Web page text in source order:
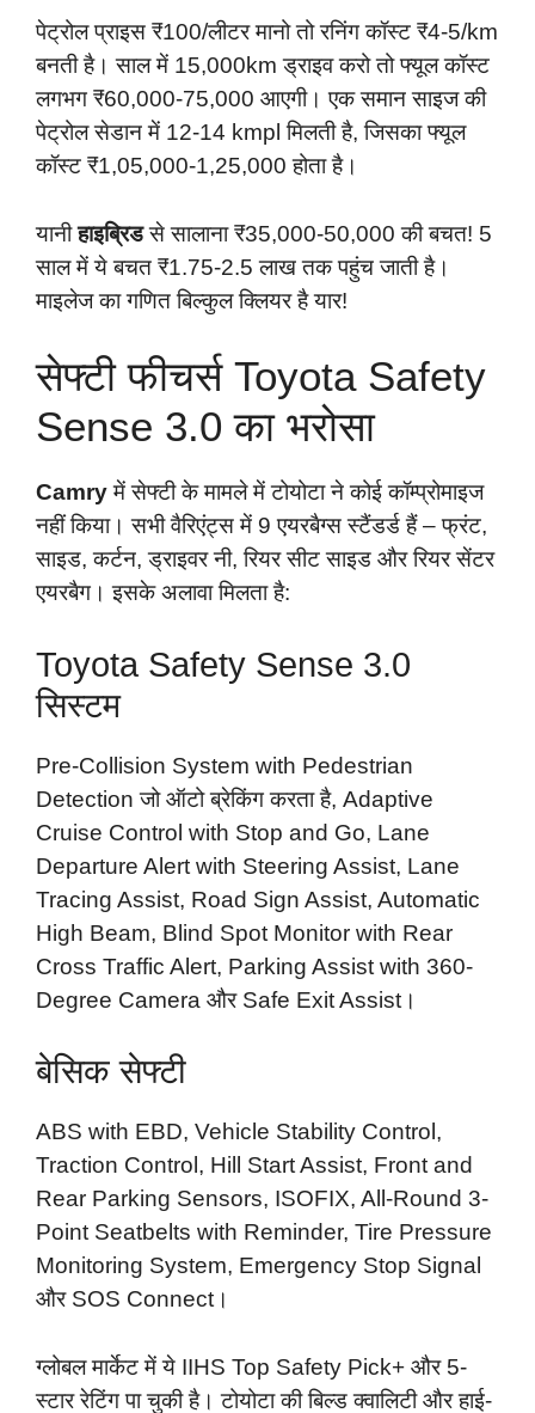
पेट्रोल प्राइस ₹100/लीटर मानो तो रनिंग कॉस्ट ₹4-5/km
बनती है। साल में 15,000km ड्राइव करो तो फ्यूल कॉस्ट
लगभग ₹60,000-75,000 आएगी। एक समान साइज की
पेट्रोल सेडान में 12-14 kmpl मिलती है, जिसका फ्यूल
कॉस्ट ₹1,05,000-1,25,000 होता है।
यानीहाइब्रिडसे सालाना ₹35,000-50,000 की बचत! 5
साल में ये बचत ₹1.75-2.5 लाख तक पहुंच जाती है।
माइलेज का गणित बिल्कुल क्लियर है यार!
सेफ्टी फीचर्स Toyota Safety
Sense 3.0 का भरोसा
Camryमें सेफ्टी के मामले में टोयोटा ने कोई कॉम्प्रोमाइज
नहीं किया। सभी वैरिएंट्स में 9 एयरबैग्स स्टैंडर्ड हैं – फ्रंट,
साइड, कर्टन, ड्राइवर नी, रियर सीट साइड और रियर सेंटर
एयरबैग। इसके अलावा मिलता है:
Toyota Safety Sense 3.0
सिस्टम
Pre-Collision System with Pedestrian
Detection जो ऑटो ब्रेकिंग करता है, Adaptive
Cruise Control with Stop and Go, Lane
Departure Alert with Steering Assist, Lane
Tracing Assist, Road Sign Assist, Automatic
High Beam, Blind Spot Monitor with Rear
Cross Traffic Alert, Parking Assist with 360-
Degree Camera और Safe Exit Assist।
बेसिक सेफ्टी
ABS with EBD, Vehicle Stability Control,
Traction Control, Hill Start Assist, Front and
Rear Parking Sensors, ISOFIX, All-Round 3-
Point Seatbelts with Reminder, Tire Pressure
Monitoring System, Emergency Stop Signal
और SOS Connect।
ग्लोबल मार्केट में ये IIHS Top Safety Pick+ और 5-
स्टार रेटिंग पा चुकी है। टोयोटा की बिल्ड क्वालिटी और हाई-